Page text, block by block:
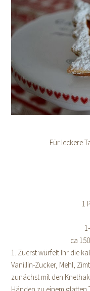
Für leckere
1
ca
1. Zuerst würfelt Ihr die
Vanillin-Zucker, Mehl,
zunächst mit den